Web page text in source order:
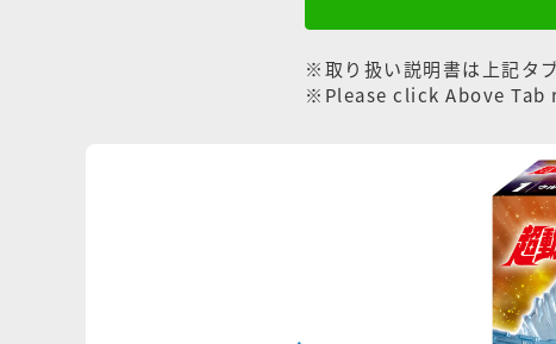
※取り扱い説明書は上記タ
※Please click Above